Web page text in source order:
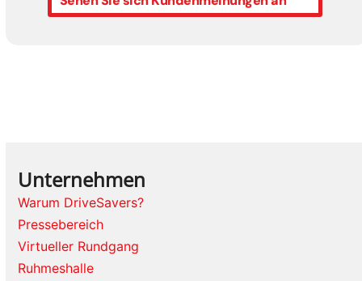
Unternehmen
Warum DriveSavers?
Pressebereich
Virtueller Rundgang
Ruhmeshalle